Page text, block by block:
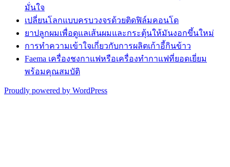
มั่นใจ
เปลี่ยนโลกแบบครบวงจรด้วยติดฟิล์มคอนโด
ยาปลูกผมเพื่อดูแลเส้นผมและกระตุ้นให้มันงอกขึ้นใหม่
การทำความเข้าใจเกี่ยวกับการผลิตเก้าอี้กินข้าว
Faema เครื่องชงกาแฟหรือเครื่องทำกาแฟที่ยอดเยี่ยม
พร้อมคุณสมบัติ
Proudly powered by WordPress